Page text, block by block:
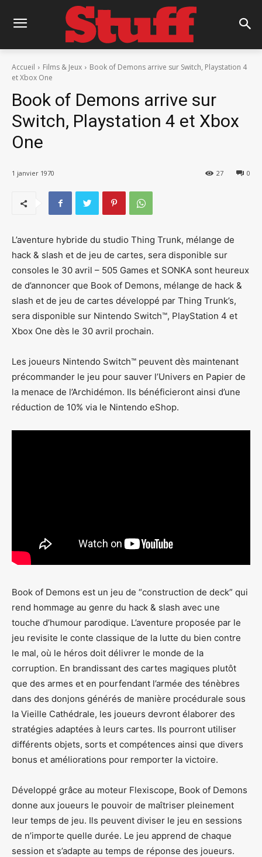
Accueil Films & Jeux
Book of Demons arrive sur Switch, Playstation 4
et Xbox One
Book of Demons arrive sur
Switch, Playstation 4 et Xbox
One
1 janvier 1970 0
27
L’aventure hybride du studio Thing Trunk, mélange de
hack & slash et de jeu de cartes, sera disponible sur
consoles le 30 avril – 505 Games et SONKA sont heureux
de d’annoncer que Book of Demons, mélange de hack &
slash et de jeu de cartes développé par Thing Trunk’s,
sera disponible sur Nintendo Switch™, PlayStation 4 et
Xbox One dès le 30 avril prochain.
Les joueurs Nintendo Switch™ peuvent dès maintenant
précommander le jeu pour sauver l’Univers en Papier de
la menace de l’Archidémon. Ils bénéficieront ainsi d’une
réduction de 10% via le Nintendo eShop.
Book of Demons est un jeu de “construction de deck” qui
rend hommage au genre du hack & slash avec une
touche d’humour parodique. L’aventure proposée par le
jeu revisite le conte classique de la lutte du bien contre
le mal, où le héros doit délivrer le monde de la
corruption. En brandissant des cartes magiques plutôt
que des armes et en pourfendant l’armée des ténèbres
dans des donjons générés de manière procédurale sous
la Vieille Cathédrale, les joueurs devront élaborer des
stratégies adaptées à leurs cartes. Ils pourront utiliser
différents objets, sorts et compétences ainsi que divers
bonus et améliorations pour remporter la victoire.
Développé grâce au moteur Flexiscope, Book of Demons
donne aux joueurs le pouvoir de maîtriser pleinement
leur temps de jeu. Ils peuvent diviser le jeu en sessions
de n’importe quelle durée. Le jeu apprend de chaque
session et s’adapte au temps de réponse des joueurs.